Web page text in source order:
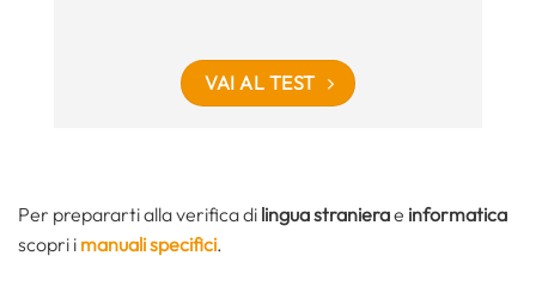
VAI AL TEST
Per prepararti alla verifica di lingua stranierae informatica
scopri i manuali specifici.